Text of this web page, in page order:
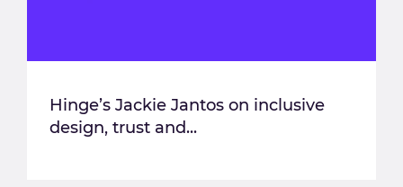
Hinge’s Jackie Jantos on inclusive
design, trust and...